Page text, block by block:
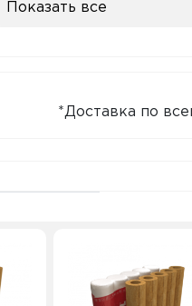
Показать все
*Доставка по